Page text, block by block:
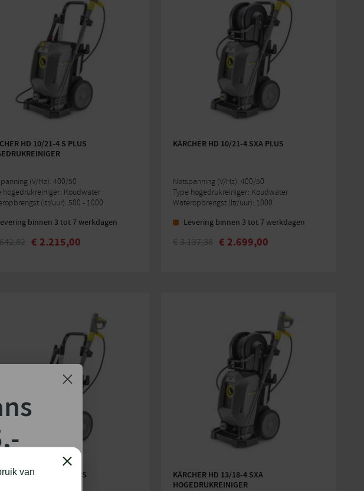
HD 10/21-4 S PLUS
(V/Hz): 400/50
hogedrukreiniger: Koudwater
(ltr/uur): 500 - 1000
binnen 3 tot 7 werkdagen
€ 2.215,00
KÄRCHER HD 10/21-4 SXA PLUS
Netspanning (V/Hz): 400/50
Type hogedrukreiniger: Koudwater
Wateropbrengst (ltr/uur): 1000
Levering binnen 3 tot 7 werkdagen
€ 3.137,38 € 2.699,00
HD 13/18-4 S PLUS
KÄRCHER HD 13/18-4 SXA
HOGEDRUKREINIGER
van
Close